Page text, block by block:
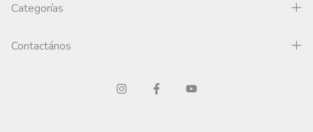
Categorías
Contactános